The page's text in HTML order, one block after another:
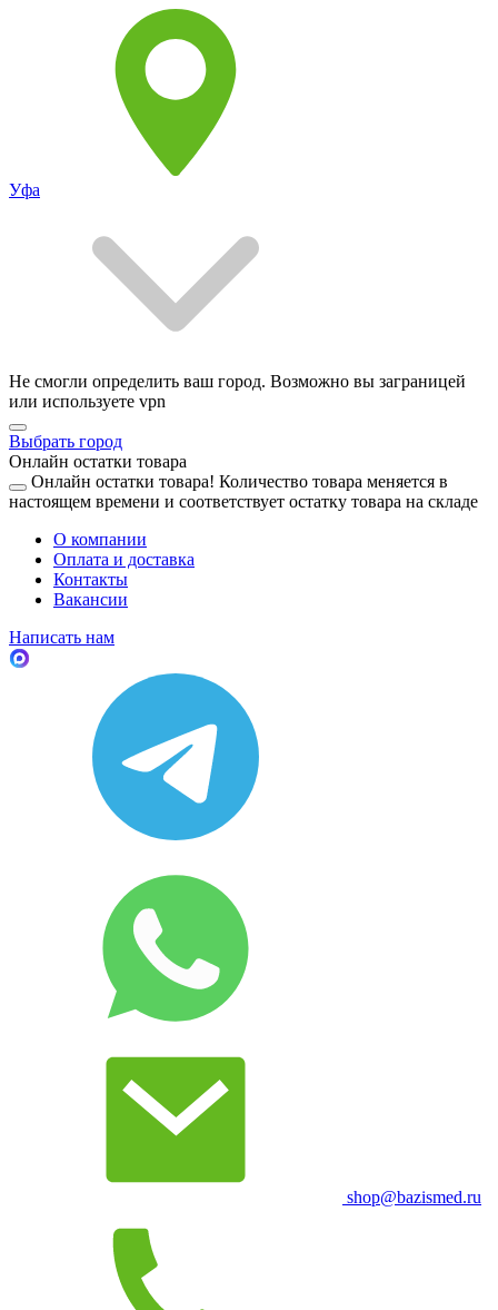
Уфа
Не смогли определить ваш город. Возможно вы заграницей
или используете vpn
Выбрать город
Онлайн остатки товара
Онлайн остатки товара! Количество товара меняется в
настоящем времени и соответствует остатку товара на складе
О компании
Оплата и доставка
Контакты
Вакансии
Написать нам
shop@bazismed.ru